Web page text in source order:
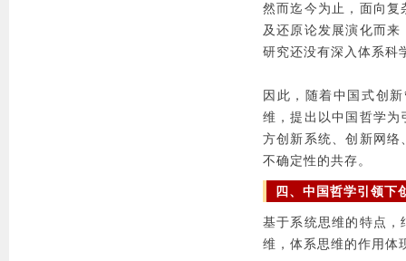
然而迄今为止，面向
及还原论发展演化而
研究还没有深入体系科
因此，随着中国式创
维，提出以中国哲学
方创新系统、创新网
不确定性的共存。
四、中国哲学引领下
基于系统思维的特点
维，体系思维的作用体